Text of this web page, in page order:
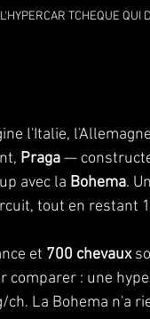
TCHEQUE QUI
l'Italie,
Praga —
avec la Bohema.
tout en restant
et 700 chevaux
comparer : une
La Bohema n'a